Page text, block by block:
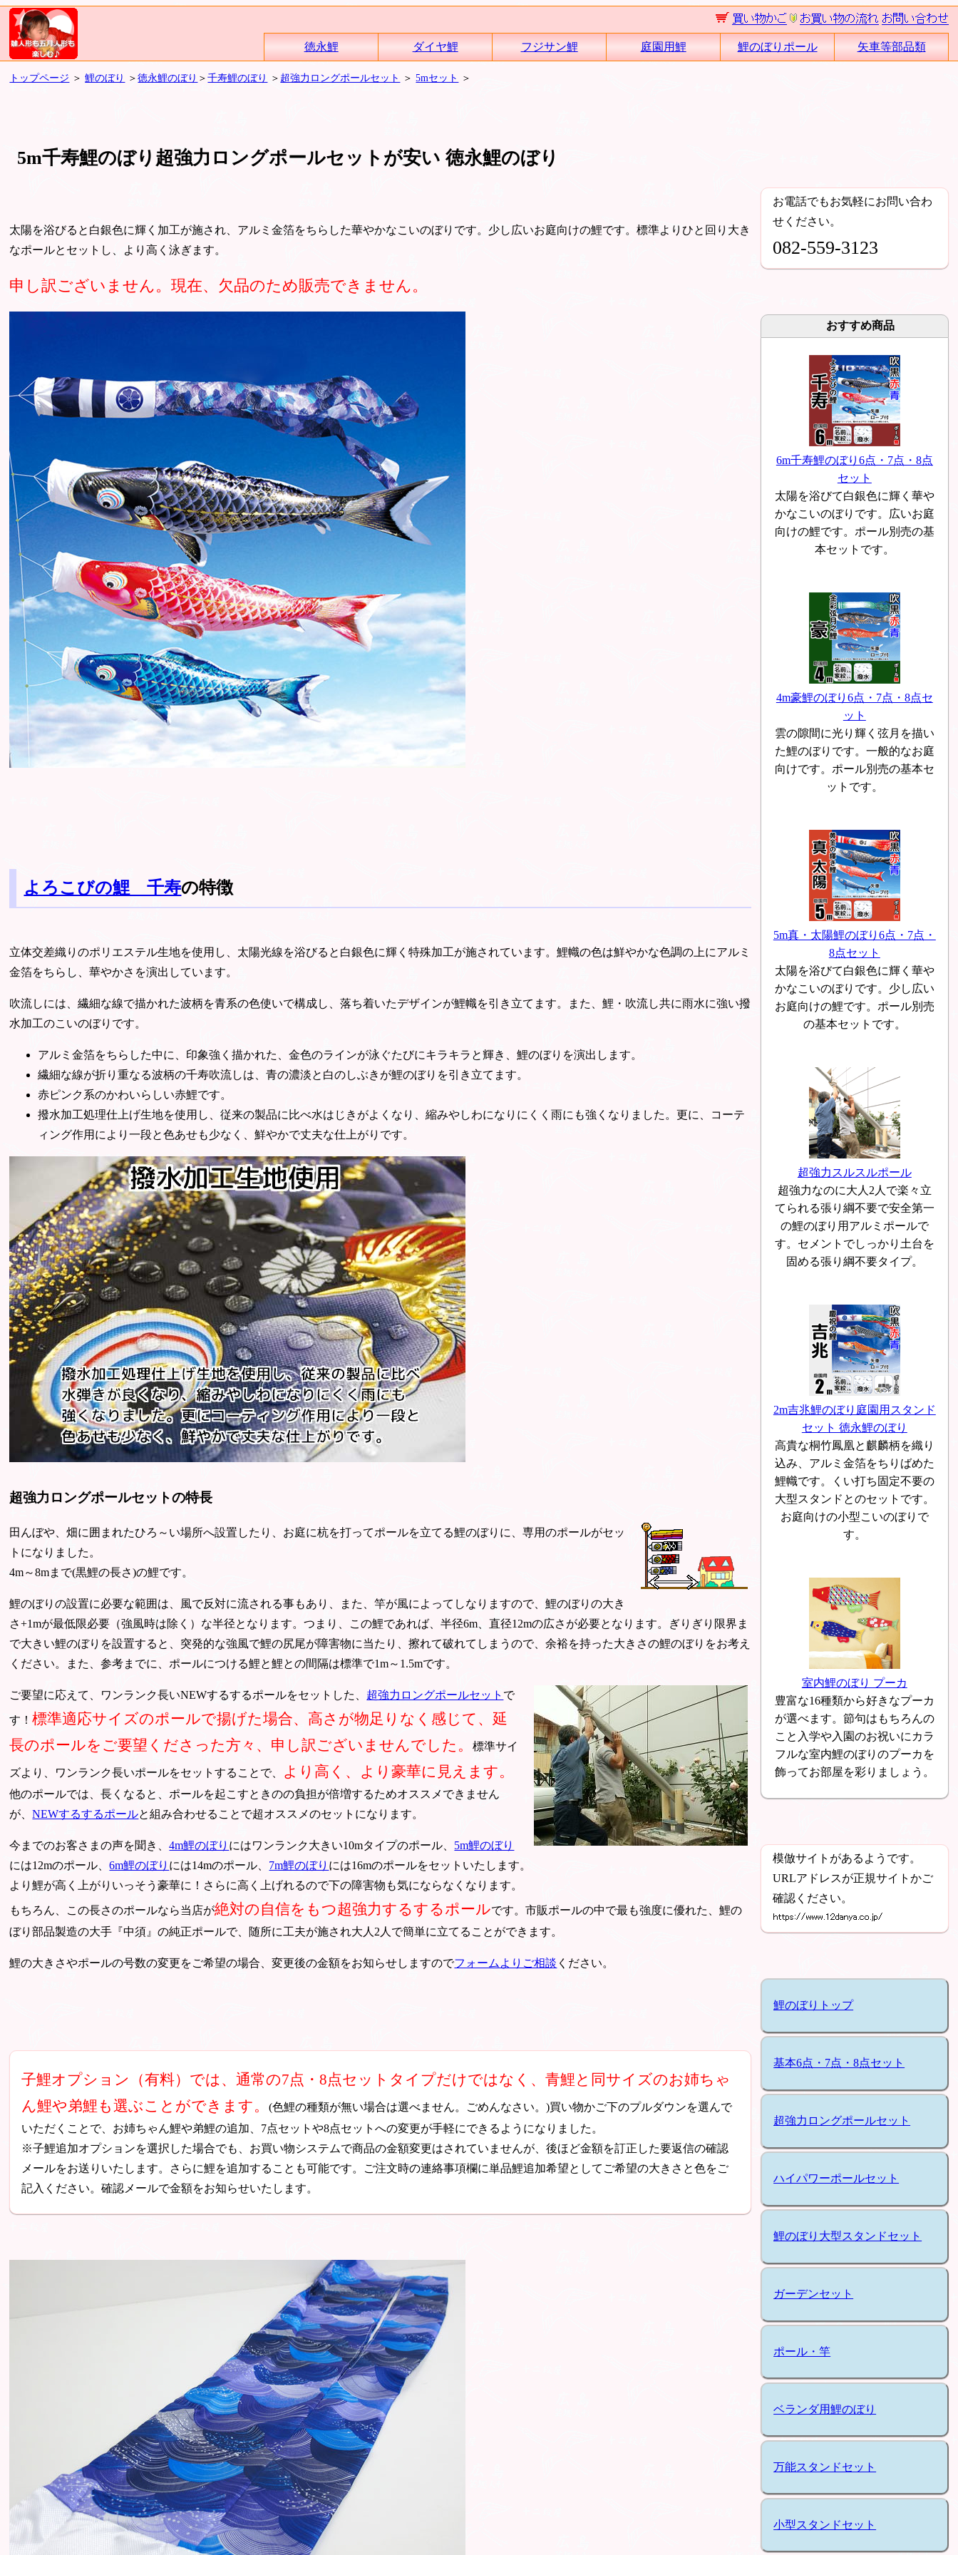
徳永鯉 ダイヤ鯉 フジサン鯉 庭園用鯉 鯉のぼりポール 矢車等部品類
トップページ ＞鯉のぼり ＞徳永鯉のぼり ＞千寿鯉のぼり ＞ 超強力ロングポールセット ＞5mセット ＞
5m千寿鯉のぼり超強力ロングポールセットが安い 徳永鯉のぼり
太陽を浴びると白銀色に輝く加工が施され、アルミ金箔をちらした華やかなこいのぼりです。少し広いお庭向けの鯉です。標準よりひと回り大き
なポールとセットし、より高く泳ぎます。
申し訳ございません。現在、欠品のため販売できません。
よろこびの鯉 千寿の特徴
立体交差織りのポリエステル生地を使用し、太陽光線を浴びると白銀色に輝く特殊加工が施されています。鯉幟の色は鮮やかな色調の上にアルミ
金箔をちらし、華やかさを演出しています。
吹流しには、繊細な線で描かれた波柄を青系の色使いで構成し、落ち着いたデザインが鯉幟を引き立てます。また、鯉・吹流し共に雨水に強い撥
水加工のこいのぼりです。
アルミ金箔をちらした中に、印象強く描かれた、金色のラインが泳ぐたびにキラキラと輝き、鯉のぼりを演出します。
繊細な線が折り重なる波柄の千寿吹流しは、青の濃淡と白のしぶきが鯉のぼりを引き立てます。
赤ピンク系のかわいらしい赤鯉です。
撥水加工処理仕上げ生地を使用し、従来の製品に比べ水はじきがよくなり、縮みやしわになりにくく雨にも強くなりました。更に、コーテ
ィング作用により一段と色あせも少なく、鮮やかで丈夫な仕上がりです。
超強力ロングポールセットの特長
田んぼや、畑に囲まれたひろ～い場所へ設置したり、お庭に杭を打ってポールを立てる鯉のぼりに、専用のポールがセッ
トになりました。
4m～8mまで(黒鯉の長さ)の鯉です。
鯉のぼりの設置に必要な範囲は、風で反対に流される事もあり、また、竿が風によってしなりますので、鯉のぼりの大き
さ+1mが最低限必要（強風時は除く）な半径となります。つまり、この鯉であれば、半径6m、直径12mの広さが必要となります。ぎりぎり限界ま
で大きい鯉のぼりを設置すると、突発的な強風で鯉の尻尾が障害物に当たり、擦れて破れてしまうので、余裕を持った大きさの鯉のぼりをお考え
ください。また、参考までに、ポールにつける鯉と鯉との間隔は標準で1m～1.5mです。
ご要望に応えて、ワンランク長いNEWするするポールをセットした、 超強力ロングポールセット で
す！標準適応サイズのポールで揚げた場合、高さが物足りなく感じて、延
長のポールをご要望くださった方々、申し訳ございませんでした。標準サイ
ズより、ワンランク長いポールをセットすることで、 より高く、より豪華に見えます。
他のポールでは、長くなると、ポールを起こすときのの負担が倍増するためオススメできません
が、NEWするするポールと組み合わせることで超オススメのセットになります。
今までのお客さまの声を聞き、4m鯉のぼり にはワンランク大きい10mタイプのポール、 5m鯉のぼり
には12mのポール、6m鯉のぼり には14mのポール、 7m鯉のぼり には16mのポールをセットいたします。
より鯉が高く上がりいっそう豪華に！さらに高く上げれるので下の障害物も気にならなくなります。
もちろん、この長さのポールなら当店が絶対の自信をもつ超強力するするポールです。市販ポールの中で最も強度に優れた、鯉の
ぼり部品製造の大手『中須』の純正ポールで、随所に工夫が施され大人2人で簡単に立てることができます。
鯉の大きさやポールの号数の変更をご希望の場合、変更後の金額をお知らせしますのでフォームよりご相談 ください。
子鯉オプション（有料）では、通常の7点・8点セットタイプだけではなく、青鯉と同サイズのお姉ちゃ
ん鯉や弟鯉も選ぶことができます。(色鯉の種類が無い場合は選べません。ごめんなさい。)買い物かご下のプルダウンを選んで
いただくことで、お姉ちゃん鯉や弟鯉の追加、7点セットや8点セットへの変更が手軽にできるようになりました。
※子鯉追加オプションを選択した場合でも、お買い物システムで商品の金額変更はされていませんが、後ほど金額を訂正した要返信の確認
メールをお送りいたします。さらに鯉を追加することも可能です。ご注文時の連絡事項欄に単品鯉追加希望としてご希望の大きさと色をご
記入ください。確認メールで金額をお知らせいたします。
お電話でもお気軽にお問い合わ
せください。
082-559-3123
おすすめ商品
6m千寿鯉のぼり6点・7点・8点
セット
太陽を浴びて白銀色に輝く華や
かなこいのぼりです。広いお庭
向けの鯉です。ポール別売の基
本セットです。
4m豪鯉のぼり6点・7点・8点セ
ット
雲の隙間に光り輝く弦月を描い
た鯉のぼりです。一般的なお庭
向けです。ポール別売の基本セ
ットです。
5m真・太陽鯉のぼり6点・7点・
8点セット
太陽を浴びて白銀色に輝く華や
かなこいのぼりです。少し広い
お庭向けの鯉です。ポール別売
の基本セットです。
超強力スルスルポール
超強力なのに大人2人で楽々立
てられる張り綱不要で安全第一
の鯉のぼり用アルミポールで
す。セメントでしっかり土台を
固める張り綱不要タイプ。
2m吉兆鯉のぼり庭園用スタンド
セット 徳永鯉のぼり
高貴な桐竹鳳凰と麒麟柄を織り
込み、アルミ金箔をちりばめた
鯉幟です。くい打ち固定不要の
大型スタンドとのセットです。
お庭向けの小型こいのぼりで
す。
室内鯉のぼり プーカ
豊富な16種類から好きなプーカ
が選べます。節句はもちろんの
こと入学や入園のお祝いにカラ
フルな室内鯉のぼりのプーカを
飾ってお部屋を彩りましょう。
模倣サイトがあるようです。
URLアドレスが正規サイトかご
確認ください。
鯉のぼりトップ
基本6点・7点・8点セット
超強力ロングポールセット
ハイパワーポールセット
鯉のぼり大型スタンドセット
ガーデンセット
ポール・竿
ベランダ用鯉のぼり
万能スタンドセット
小型スタンドセット